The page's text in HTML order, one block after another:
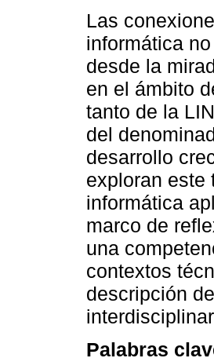
Las
informática
desde la
en el ámbito
tanto de la
del
desarrollo
exploran este
informática
marco de
una
contextos
descripción
Palabras